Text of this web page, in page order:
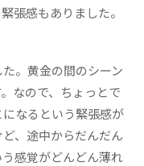
張感もありました。
。黄金の間のシーン
なので、ちょっとで
なるという緊張感が
、途中からだんだん
感覚がどんどん薄れ